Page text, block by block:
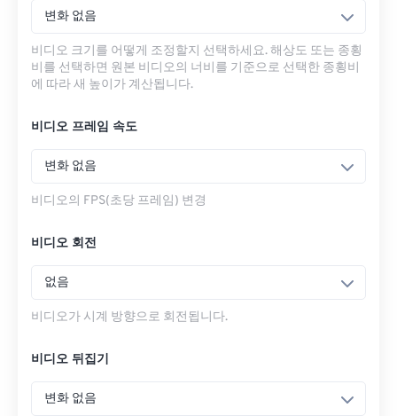
변화 없음
비디오 크기를 어떻게 조정할지 선택하세요. 해상도 또는 종횡
비를 선택하면 원본 비디오의 너비를 기준으로 선택한 종횡비
에 따라 새 높이가 계산됩니다.
비디오 프레임 속도
변화 없음
비디오의 FPS(초당 프레임) 변경
비디오 회전
없음
비디오가 시계 방향으로 회전됩니다.
비디오 뒤집기
변화 없음